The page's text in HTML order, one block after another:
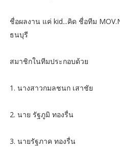
ชื่อผลงาน แค่ kid...คิด ชื่อทีม
ธนบุรี
สมาชิกในทีมประกอบด้วย
1. นางสาวกมลชนก เสาชัย
2. นาย รัฐภูมิ ทองรื่น
3. นายรัฐภาค ทองรื่น